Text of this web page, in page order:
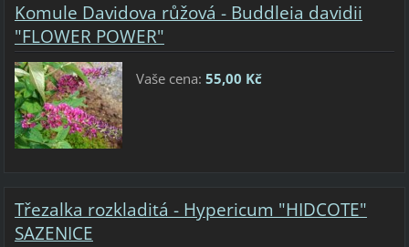
Komule Davidova růžová - Buddleia davidii
"FLOWER POWER"
Vaše cena: 55,00 Kč
Třezalka rozkladitá - Hypericum "HIDCOTE"
SAZENICE